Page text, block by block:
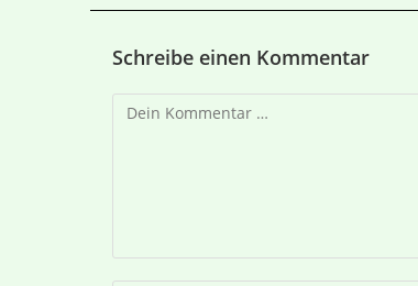
Schreibe einen Kommentar